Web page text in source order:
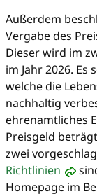
Außerdem
Vergabe des
Dieser wird im
im Jahr 2026.
welche die
nachhaltig
ehrenamtliches
Preisgeld
zwei
Richtlinien
Homepage im